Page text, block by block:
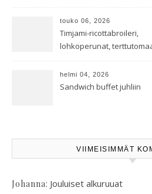
touko 06, 2026
Timjami-ricottabroileri,
lohkoperunat,
salaatti
helmi 04, 2026
Sandwich buffet juhliin
VIIMEISIMMÄT
Johanna: Jouluiset alkuruuat